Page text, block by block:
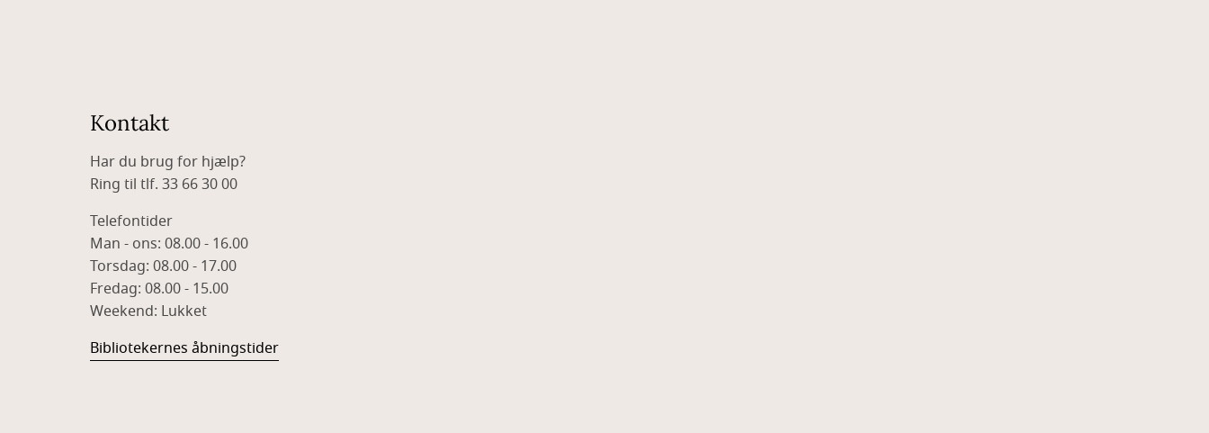
Kontakt
Har du brug for hjælp?
Ring til tlf. 33 66 30 00
Telefontider
Man - ons: 08.00 - 16.00
Torsdag: 08.00 - 17.00
Fredag: 08.00 - 15.00
Weekend: Lukket
Bibliotekernes åbningstider